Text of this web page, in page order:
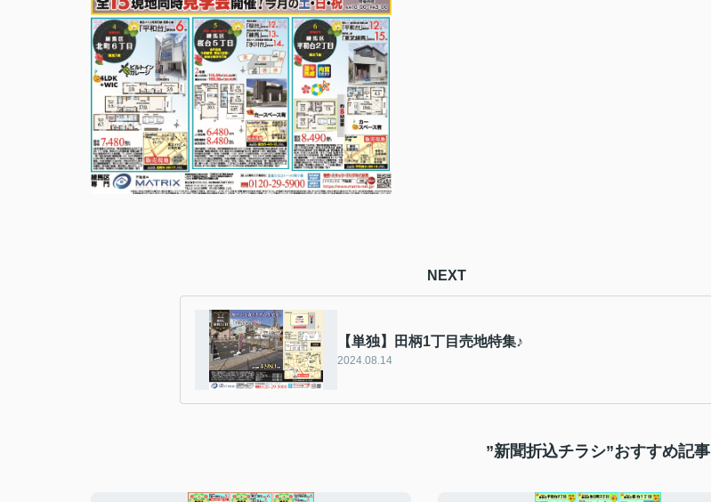
NEXT
【単独】田柄1丁目売地特集♪
2024.08.14
”新聞折込チラシ”おすすめ記事